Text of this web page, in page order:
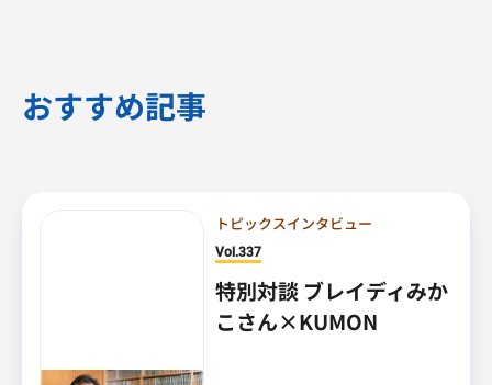
おすすめ記事
トピックスインタビュー
Vol.337
特別対談 ブレイディみか
こさん×KUMON